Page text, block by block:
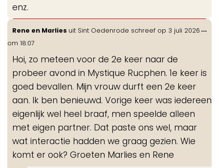
enz.
Rene en Marlies uit Sint Oedenrode schreef op 3 juli 2026
om 18:07
Hoi, zo meteen voor de 2e keer naar de
probeer avond in Mystique Rucphen. 1e keer is
goed bevallen. Mijn vrouw durft een 2e keer
aan. Ik ben benieuwd. Vorige keer was iedereen
eigenlijk wel heel braaf, men speelde alleen
met eigen partner. Dat paste ons wel, maar
wat interactie hadden we graag gezien. Wie
komt er ook? Groeten Marlies en Rene
...